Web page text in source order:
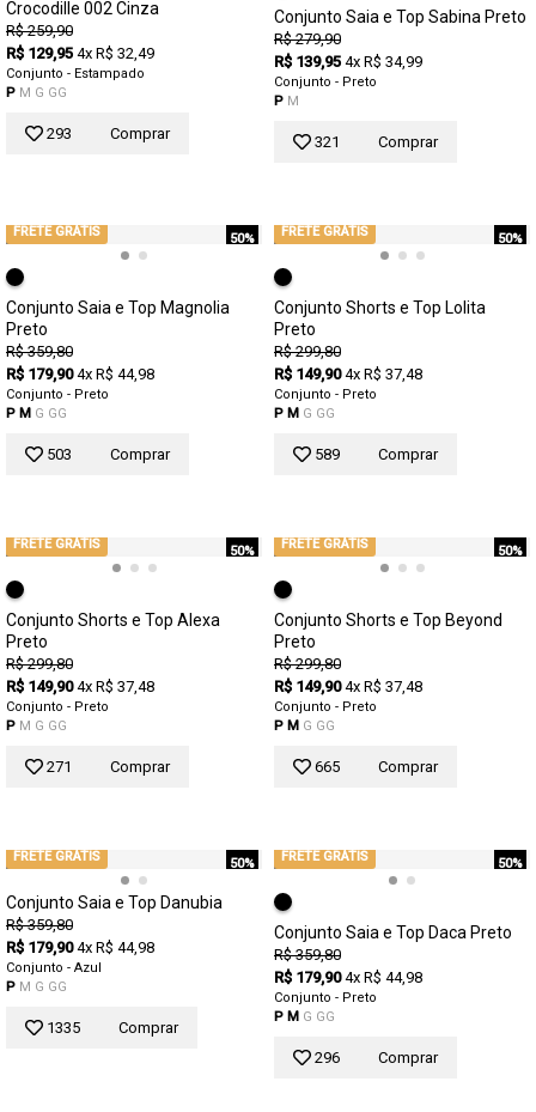
Crocodille 002 Cinza
R$ 259,90
R$ 129,95 4x R$ 32,49
Conjunto - Estampado
P M G GG
293 Comprar
Conjunto Saia e Top Sabina Preto
R$ 279,90
R$ 139,95 4x R$ 34,99
Conjunto - Preto
P M
321 Comprar
50%
FRETE GRÁTIS
Conjunto Saia e Top Magnolia
Preto
R$ 359,80
R$ 179,90 4x R$ 44,98
Conjunto - Preto
P M G GG
503 Comprar
50%
FRETE GRÁTIS
Conjunto Shorts e Top Lolita
Preto
R$ 299,80
R$ 149,90 4x R$ 37,48
Conjunto - Preto
P M G GG
589 Comprar
50%
FRETE GRÁTIS
Conjunto Shorts e Top Alexa
Preto
R$ 299,80
R$ 149,90 4x R$ 37,48
Conjunto - Preto
P M G GG
271 Comprar
50%
FRETE GRÁTIS
Conjunto Shorts e Top Beyond
Preto
R$ 299,80
R$ 149,90 4x R$ 37,48
Conjunto - Preto
P M G GG
665 Comprar
50%
FRETE GRÁTIS
Conjunto Saia e Top Danubia
R$ 359,80
R$ 179,90 4x R$ 44,98
Conjunto - Azul
P M G GG
1335 Comprar
50%
FRETE GRÁTIS
Conjunto Saia e Top Daca Preto
R$ 359,80
R$ 179,90 4x R$ 44,98
Conjunto - Preto
P M G GG
296 Comprar